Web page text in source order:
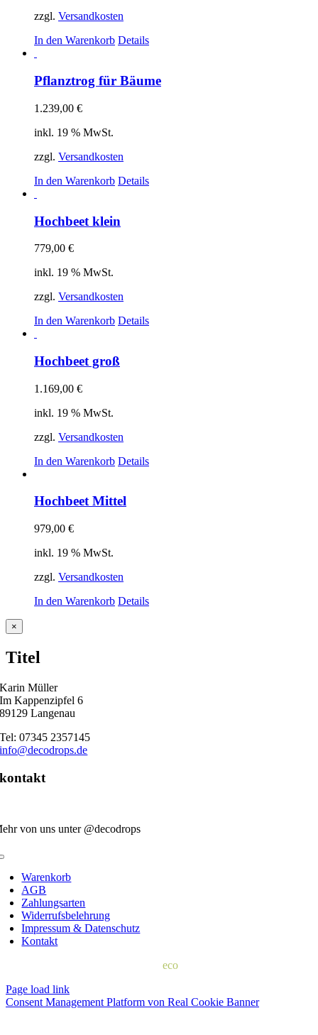
zzgl. Versandkosten
In den Warenkorb Details
Pflanztrog für Bäume
1.239,00 €
inkl. 19 % MwSt.
zzgl. Versandkosten
In den Warenkorb Details
Hochbeet klein
779,00 €
inkl. 19 % MwSt.
zzgl. Versandkosten
In den Warenkorb Details
Hochbeet groß
1.169,00 €
inkl. 19 % MwSt.
zzgl. Versandkosten
In den Warenkorb Details
Hochbeet Mittel
979,00 €
inkl. 19 % MwSt.
zzgl. Versandkosten
In den Warenkorb Details
Close
product
view
×
Titel
Karin Müller
Im Kappenzipfel 6
89129 Langenau
Tel: 07345 2357145
info@decodrops.de
kontakt
von uns unter @decodrops
Warenkorb
AGB
Zahlungsarten
Widerrufsbelehrung
Impressum & Datenschutz
Kontakt
eco
Page load link
Consent Management Platform von Real Cookie Banner